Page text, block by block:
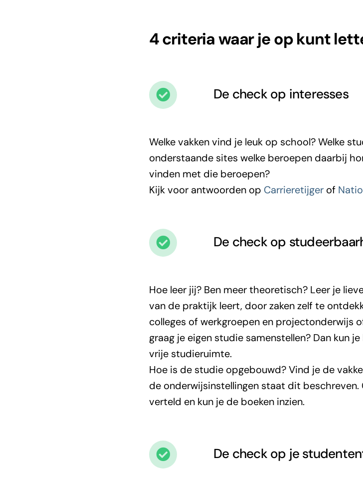
4 criteria waar je op kunt
De check op interesses
Welke vakken vind je leuk op school? Welke
onderstaande sites welke beroepen daarbij
vinden met die beroepen?
Kijk voor antwoorden op Carrieretijgerof
De check op
Hoe leer jij? Ben meer theoretisch? Leer je
van de praktijk leert, door zaken zelf te
colleges of werkgroepen en projectonderwijs
graag je eigen studie samenstellen? Dan kun
vrije studieruimte.
Hoe is de studie opgebouwd? Vind je de
de onderwijsinstellingen staat dit
verteld en kun je de boeken inzien.
De check op je